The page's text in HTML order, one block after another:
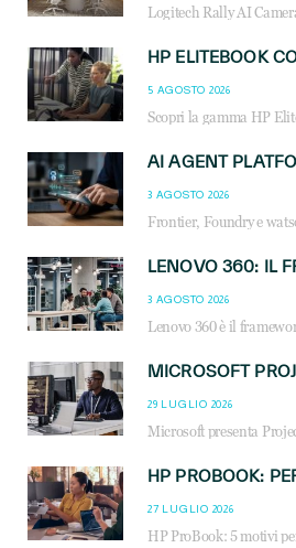
5 AGOSTO 2026
3 AGOSTO 2026
3 AGOSTO 2026
29 LUGLIO 2026
27 LUGLIO 2026